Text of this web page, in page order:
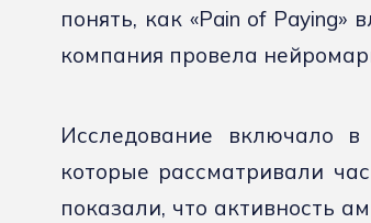
понять, как «Pain of
компания провела
Исследование включало в
которые рассматривали
показали, что активность